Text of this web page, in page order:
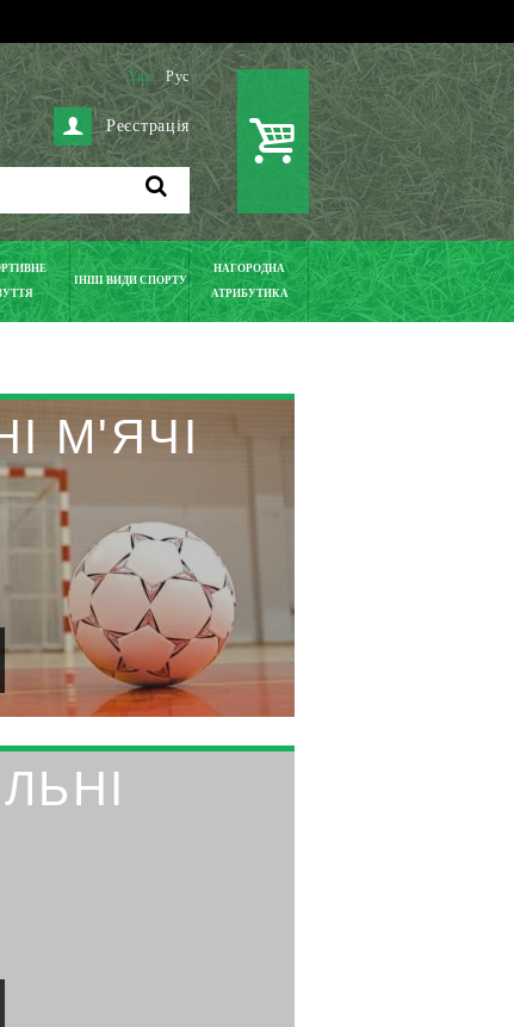
Укр Рус
Реєстрація
ІНШІ ВИДИ СПОРТУ
НАГОРОДНА
АТРИБУТИКА
М'ЯЧІ